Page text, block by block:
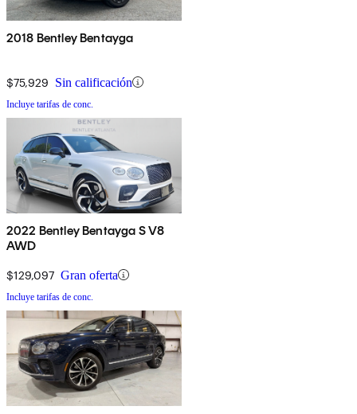
2018 Bentley Bentayga
$75,929 Sin calificación
Incluye tarifas de conc.
2022 Bentley Bentayga S V8
AWD
$129,097 Gran oferta
Incluye tarifas de conc.